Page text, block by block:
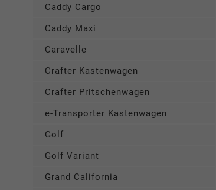
Caddy Cargo
Caddy Maxi
Caravelle
Crafter Kastenwagen
Crafter Pritschenwagen
e-Transporter Kastenwagen
Golf
Golf Variant
Grand California